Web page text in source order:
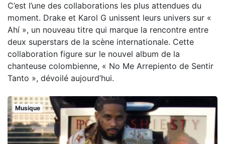
C’est l’une des collaborations les plus attendues du
moment. Drake et Karol G unissent leurs univers sur «
Ahí », un nouveau titre qui marque la rencontre entre
deux superstars de la scène internationale. Cette
collaboration figure sur le nouvel album de la
chanteuse colombienne, « No Me Arrepiento de Sentir
Tanto », dévoilé aujourd’hui.
Musique